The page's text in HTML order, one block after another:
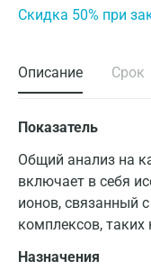
Cкидка 50% при
Описание Срок
Показатель
Общий анализ на
включает в себя
ионов, связанный
комплексов,
Назначения